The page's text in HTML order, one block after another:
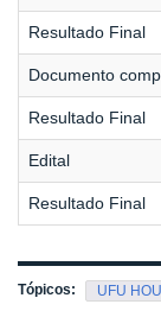
Resultado Final
Documento
Resultado Final
Edital
Resultado Final
Tópicos: UFU